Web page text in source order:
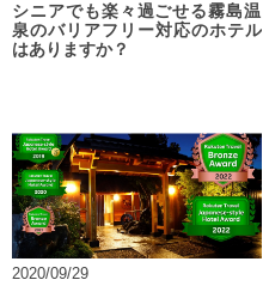
シニアでも楽々過ごせる霧島温
泉のバリアフリー対応のホテル
はありますか？
2020/09/29